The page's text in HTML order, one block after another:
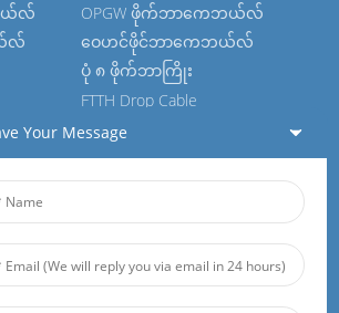
ယ်လ်
လ်
လ်
လ်
OPGW ဖိုက်ဘာကေဘယ်လ်
ဝေဟင်ဖိုင်ဘာကေဘယ်လ်
ပုံ ၈ ဖိုက်ဘာကြိုး
FTTH Drop Cable
ASU ဖိုက်ဘာကေဘယ်လ်
ADSS ဖိုက်ဘာကေဘယ်လ်
ပူးပေါင်းပါ
းခြင်း
Your Message